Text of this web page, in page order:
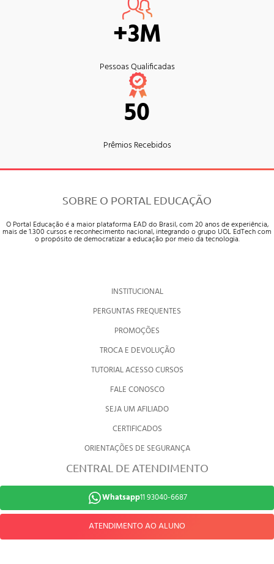
+3M
Pessoas Qualificadas
50
Prêmios Recebidos
SOBRE O PORTAL EDUCAÇÃO
O Portal Educação é a maior plataforma EAD do Brasil, com 20 anos de experiência,
mais de 1.300 cursos e reconhecimento nacional, integrando o grupo UOL EdTech com
o propósito de democratizar a educação por meio da tecnologia.
INSTITUCIONAL
PERGUNTAS FREQUENTES
PROMOÇÕES
TROCA E DEVOLUÇÃO
TUTORIAL ACESSO CURSOS
FALE CONOSCO
SEJA UM AFILIADO
CERTIFICADOS
ORIENTAÇÕES DE SEGURANÇA
CENTRAL DE ATENDIMENTO
Whatsapp11 93040-6687
ATENDIMENTO AO ALUNO